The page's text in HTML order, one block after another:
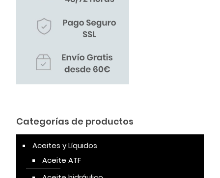
Categorías de productos
Aceites y Líquidos
Aceite ATF